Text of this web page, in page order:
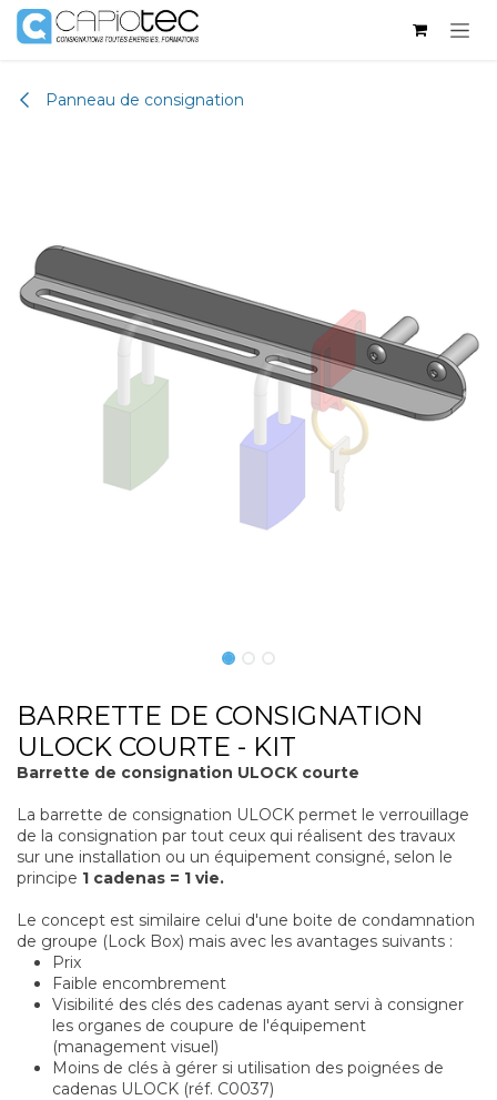
Se rendre au contenu
Panneau de consignation
BARRETTE DE CONSIGNATION
ULOCK COURTE - KIT
Barrette de consignation ULOCK courte
La barrette de consignation ULOCK permet le verrouillage
de la consignation par tout ceux qui réalisent des travaux
sur une installation ou un équipement consigné, selon le
principe 1 cadenas = 1 vie.
Le concept est similaire celui d'une boite de condamnation
de groupe (Lock Box) mais avec les avantages suivants :
Prix
Faible encombrement
Visibilité des clés des cadenas ayant servi à consigner
les organes de coupure de l'équipement
(management visuel)
Moins de clés à gérer si utilisation des poignées de
cadenas ULOCK (réf. C0037)